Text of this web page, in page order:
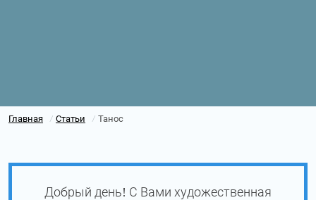
Главная / Статьи / Танос
Добрый день! С Вами художественная